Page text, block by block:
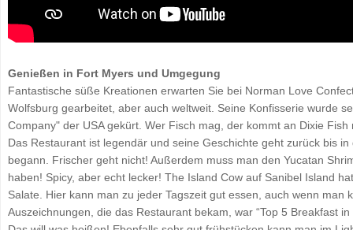
Genießen in Fort Myers und Umgegung
Fantastische süße Kreationen erwarten Sie bei Norman Love
Wolfsburg gearbeitet, aber auch weltweit. Seine Konfisserie wurde
Company" der USA gekürt. Wer Fisch mag, der kommt an Dixie
Das Restaurant ist legendär und seine Geschichte geht zurück bis
begann. Frischer geht nicht! Außerdem muss man den Yucatan
haben! Spicy, aber echt lecker! The Island Cow auf Sanibel Island
Salate. Hier kann man zu jeder Tagszeit gut essen, auch wenn man
Auszeichnungen, die das Restaurant bekam, war “Top 5 Breakfast